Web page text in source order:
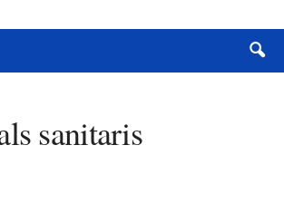
sanitaris